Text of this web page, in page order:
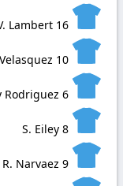
16
Lambert
10
6
Rodriguez
8
S. Eiley
9
R. Narvaez